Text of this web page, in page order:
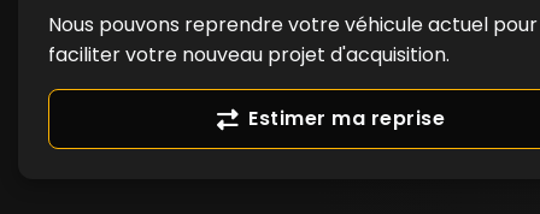
Nous pouvons reprendre votre véhicule actuel pour
faciliter votre nouveau projet d'acquisition.
Estimer ma reprise